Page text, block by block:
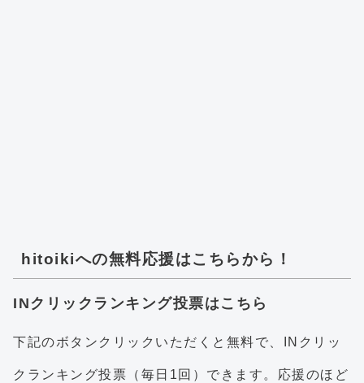
hitoikiへの無料応援はこちらから！
INクリックランキング投票はこちら
下記のボタンクリックいただくと無料で、INクリッ
クランキング投票（毎日1回）できます。応援のほど